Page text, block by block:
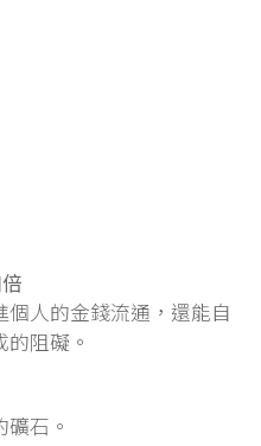
人的金錢流通，還能自
阻礙。
石。